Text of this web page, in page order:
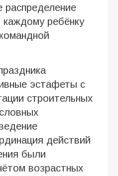
распределение
ребёнку
эстафеты с
строительных
действий
были
возрастных